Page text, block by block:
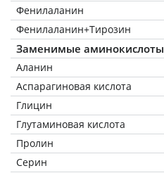
Фенилаланин
Фенилаланин+Тирозин
Заменимые аминокислоты
Аланин
Аспарагиновая кислота
Глицин
Глутаминовая кислота
Пролин
Серин